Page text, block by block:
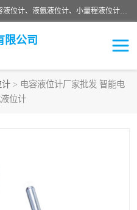
河南福瑞德仪表有限公司是生产销售电容液位计、液氨液位计、小量程液位计定制、智能锅炉水位计、液氮液位计等；并在产品开发、研制的过程中，吸取国内外仪器仪表的技术精华，建立了一支高、精、尖的科研开发队伍，使产品性能不断升级。
限公司
计 > 电容液位计厂家批发 智能电
位计
液位传感器
液位计传感器定制